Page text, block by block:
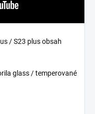
/ S23 plus obsah
glass / temperované